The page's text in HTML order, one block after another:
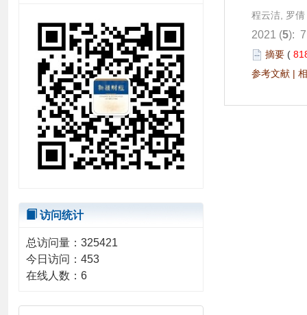
程云洁, 罗倩
2021 (5):
摘要 (
参考文献 |
访问统计
总访问量： 325421
今日访问： 453
在线人数： 6